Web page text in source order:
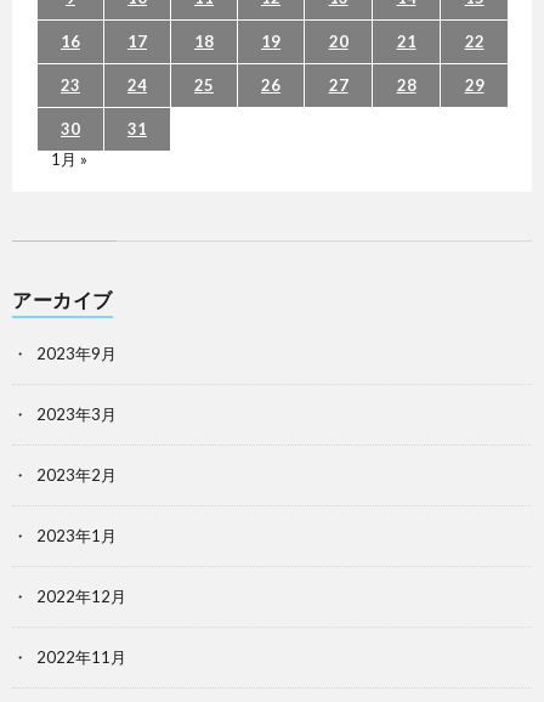
16 17 18 19 20 21 22
23 24 25 26 27 28 29
30
31
1月 »
アーカイブ
2023年9月
2023年3月
2023年2月
2023年1月
2022年12月
2022年11月